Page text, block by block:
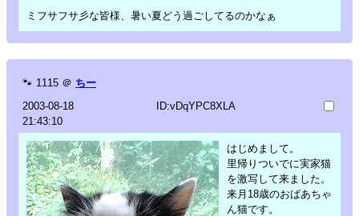
ミフサフサ彡な皆様、暑い夏どう過ごしてるのかなぁ
🐾 1115 ＠ ちー
2003-08-18
21:43:10
ID:vDqYPC8XLA
はじめまして。
里帰りついでに実家猫
を激写して来ました。
来月18歳のおばあちゃ
ん猫です。